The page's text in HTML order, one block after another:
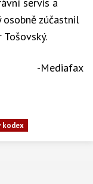
osobně zúčastnil
-Mediafax
kodex